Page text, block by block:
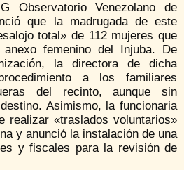
Observatorio Venezolano de
que la madrugada de este
total» de 112 mujeres que
femenino del Injuba. De
la directora de dicha
a los familiares
del recinto, aunque sin
Asimismo, la funcionaria
realizar «traslados voluntarios»
y anunció la instalación de una
y fiscales para la revisión de